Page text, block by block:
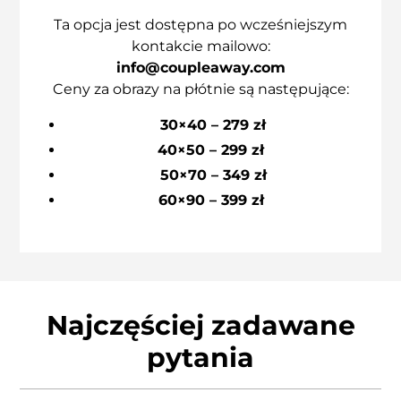
Ta opcja jest dostępna po wcześniejszym
kontakcie mailowo:
info@coupleaway.com
Ceny za obrazy na płótnie są następujące:
30×40 – 279 zł
40×50 – 299 zł
50×70 – 349 zł
60×90 – 399 zł
Najczęściej zadawane
pytania